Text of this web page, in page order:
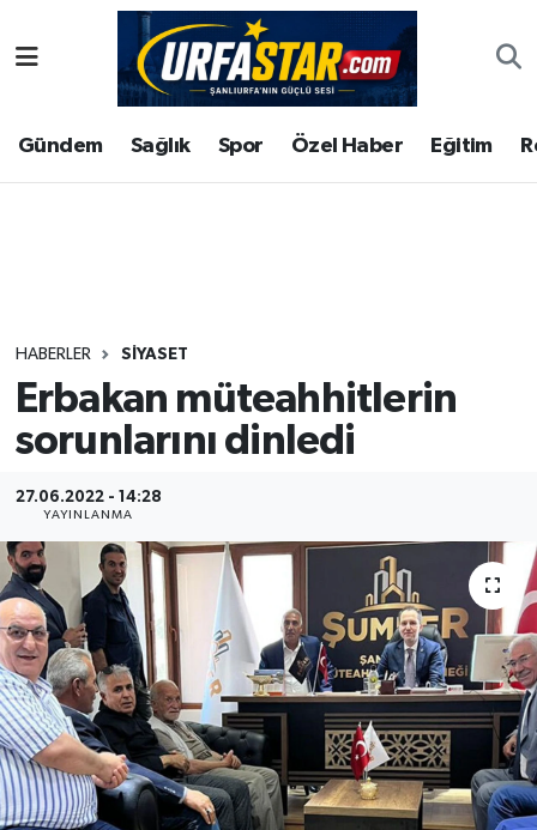
Gündem Sağlık Spor Özel Haber Eğitim
HABERLER SIYASET
Erbakan müteahhitlerin
sorunlarını dinledi
27.06.2022 - 14:28
YAYINLANMA
ASAYİS
ÇEVRE
Gündem
Kültür
Magazin
Şanlıurfa Nöbetçi Eczaneler
Şanlıurfa Hava Durumu
Tüm Manşetler
Son Dakika Haberleri
Haber Arşivi